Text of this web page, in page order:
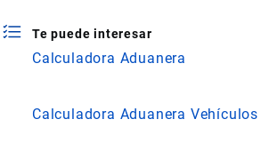
Te puede interesar
Calculadora Aduanera
Calculadora Aduanera Vehículos